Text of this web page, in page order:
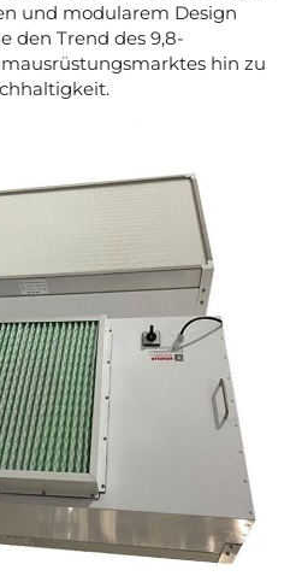
und modularem Design
den Trend des 9,8-
hin zu